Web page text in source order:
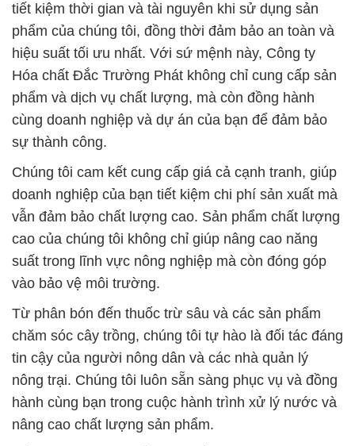
tiết kiệm thời gian và tài nguyên khi sử dụng sản
phẩm của chúng tôi, đồng thời đảm bảo an toàn và
hiệu suất tối ưu nhất. Với sứ mệnh này, Công ty
Hóa chất Đắc Trường Phát không chỉ cung cấp sản
phẩm và dịch vụ chất lượng, mà còn đồng hành
cùng doanh nghiệp và dự án của bạn để đảm bảo
sự thành công.
Chúng tôi cam kết cung cấp giá cả cạnh tranh, giúp
doanh nghiệp của bạn tiết kiệm chi phí sản xuất mà
vẫn đảm bảo chất lượng cao. Sản phẩm chất lượng
cao của chúng tôi không chỉ giúp nâng cao năng
suất trong lĩnh vực nông nghiệp mà còn đóng góp
vào bảo vệ môi trường.
Từ phân bón đến thuốc trừ sâu và các sản phẩm
chăm sóc cây trồng, chúng tôi tự hào là đối tác đáng
tin cậy của người nông dân và các nhà quản lý
nông trại. Chúng tôi luôn sẵn sàng phục vụ và đồng
hành cùng bạn trong cuộc hành trình xử lý nước và
nâng cao chất lượng sản phẩm.